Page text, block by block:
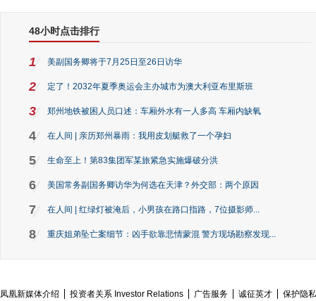
48小时点击排行
1 美副国务卿将于7月25日至26日访华
2 定了！2032年夏季奥运会主办城市为澳大利亚布里斯班
3 郑州地铁被困人员口述：车厢外水有一人多高 车厢内缺氧
4 在人间 | 亲历郑州暴雨：我用皮划艇救了一个孕妇
5 生命至上！第83集团军某旅紧急实施爆破分洪
6 美国常务副国务卿访华为何选在天津？外交部：两个原因
7 在人间 | 红绿灯被淹后，小男孩在路口指路，7位摄影师...
8 重庆姐弟坠亡案细节：凶手欲靠悲情蒙混 警方现场勘察发现...
凤凰新媒体介绍 投资者关系 Investor Relations 广告服务 诚征英才
保护隐